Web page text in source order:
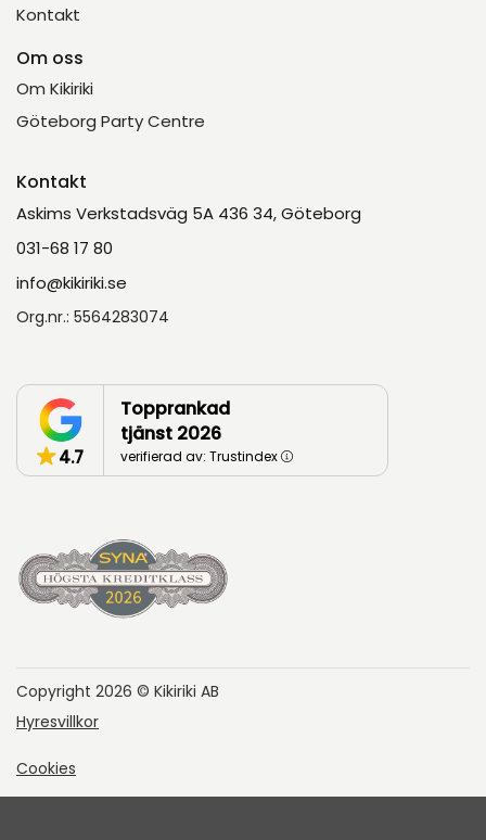
Kontakt
Om oss
Om Kikiriki
Göteborg Party Centre
Kontakt
Askims Verkstadsväg 5A 436 34, Göteborg
031-68 17 80
info@kikiriki.se
Org.nr.: 5564283074
4.7
Topprankad
tjänst 2026
verifierad av: Trustindex
Copyright 2026 © Kikiriki AB
Hyresvillkor
Cookies